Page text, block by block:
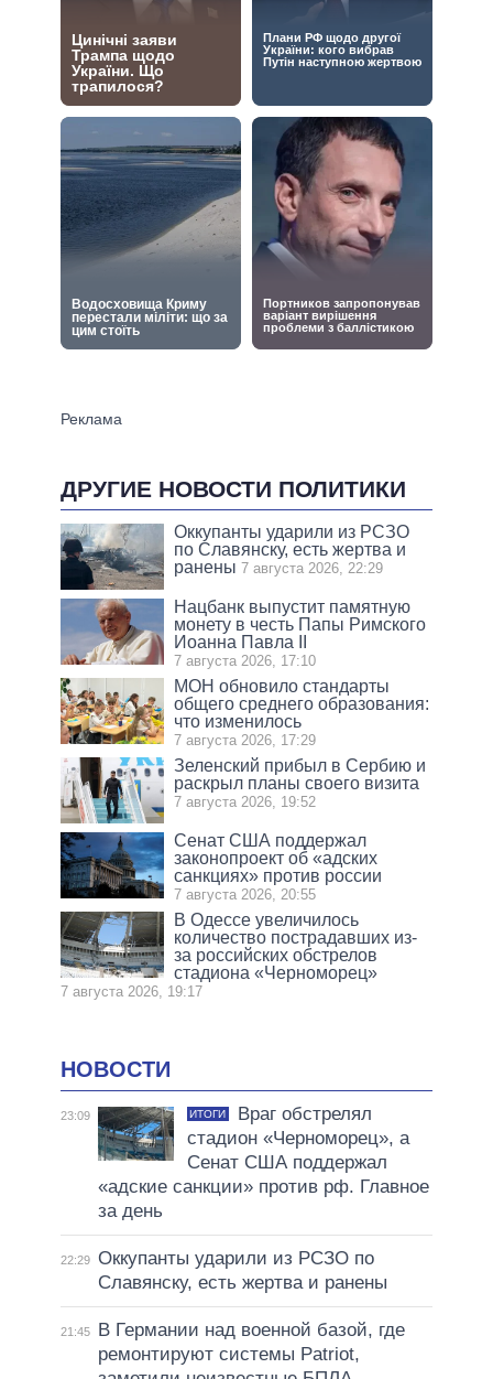
ДРУГИЕ НОВОСТИ ПОЛИТИКИ
Оккупанты ударили из РСЗО
по Славянску, есть жертва и
ранены 7 августа 2026, 22:29
Нацбанк выпустит памятную
монету в честь Папы Римского
Иоанна Павла II
7 августа 2026, 17:10
МОН обновило стандарты
общего среднего образования:
что изменилось
7 августа 2026, 17:29
Зеленский прибыл в Сербию и
раскрыл планы своего визита
7 августа 2026, 19:52
Сенат США поддержал
законопроект об «адских
санкциях» против россии
7 августа 2026, 20:55
В Одессе увеличилось
количество пострадавших из-
за российских обстрелов
стадиона «Черноморец»
7 августа 2026, 19:17
НОВОСТИ
23:09 ИТОГИ
Враг обстрелял
стадион «Черноморец», а
Сенат США поддержал
«адские санкции» против рф. Главное
за день
22:29 Оккупанты ударили из РСЗО по
Славянску, есть жертва и ранены
21:45
В Германии над военной базой, где
ремонтируют системы Patriot,